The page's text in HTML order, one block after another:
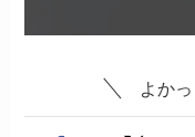
よか